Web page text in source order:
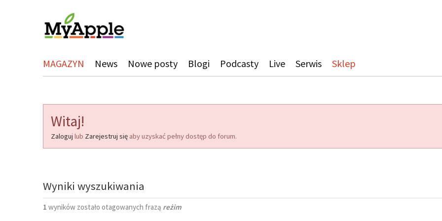
MAGAZYN News Nowe posty Blogi Podcasty Live Serwis Sklep
Witaj!
Zaloguj lub Zarejestruj się aby uzyskać pełny dostęp do forum.
Wyniki wyszukiwania
1 wyników zostało otagowanych frazą reżim